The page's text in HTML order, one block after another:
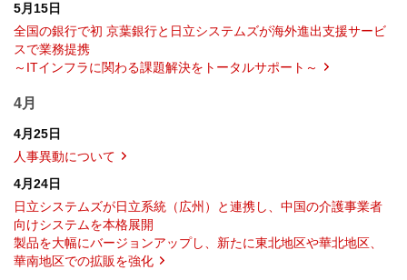
5月15日
全国の銀行で初 京葉銀行と日立システムズが海外進出支援サービ
スで業務提携
～ITインフラに関わる課題解決をトータルサポート～
4月
4月25日
人事異動について
4月24日
日立システムズが日立系統（広州）と連携し、中国の介護事業者
向けシステムを本格展開
製品を大幅にバージョンアップし、新たに東北地区や華北地区、
華南地区での拡販を強化